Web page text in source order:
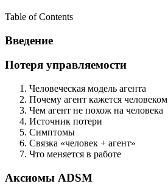
Table of Contents
Введение
Потеря управляемости
Человеческая модель агента
Почему агент кажется человеком
Чем агент не похож на человека
Источник потери
Симптомы
Связка «человек + агент»
Что меняется в работе
Аксиомы ADSM